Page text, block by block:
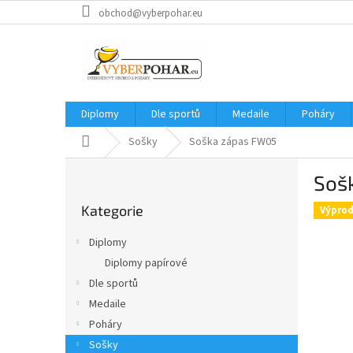
na
obchod@vyberpohar.eu
Diplomy Dle sportů Medaile Poháry
Domů Sošky Soška zápas FW05
a
kategorie
Kategorie
Diplomy
Diplomy papírové
Dle sportů
Medaile
Poháry
Sošky